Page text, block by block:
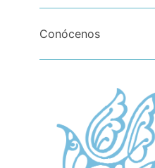
Conócenos